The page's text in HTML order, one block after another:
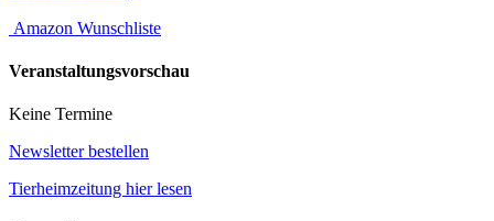
Amazon Wunschliste
Veranstaltungsvorschau
Keine Termine
Newsletter bestellen
Tierheimzeitung hier lesen